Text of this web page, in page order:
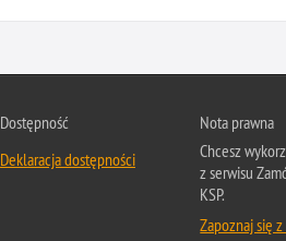
Dostępność
Deklaracja dostępności
Nota prawna
Chcesz
z serwisu
KSP.
Zapoznaj się